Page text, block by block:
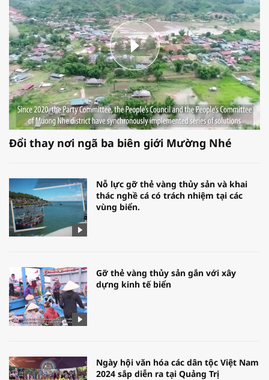
Đổi thay nơi ngã ba biên giới Mường Nhé
Nỗ lực gỡ thẻ vàng thủy sản và khai
thác nghề cá có trách nhiệm tại các
vùng biển.
Gỡ thẻ vàng thủy sản gắn với xây
dựng kinh tế biển
Ngày hội văn hóa các dân tộc Việt Nam
2024 sắp diễn ra tại Quảng Trị